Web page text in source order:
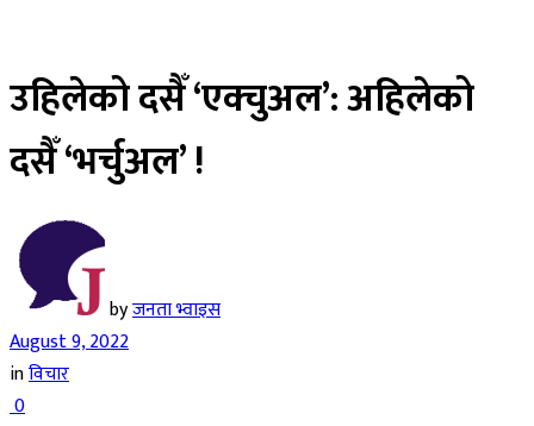
उहिलेको दसैँ ‘एक्चुअल’: अहिलेको
दसैँ ‘भर्चुअल’ !
byजनता भ्वाइस
August 9, 2022
inविचार
0